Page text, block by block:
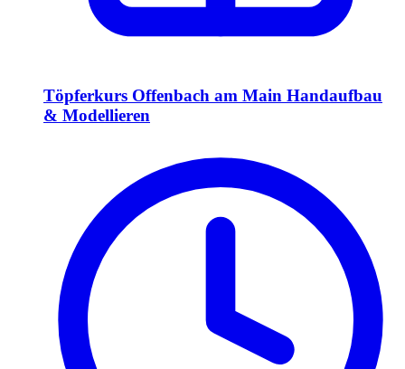
Töpferkurs Offenbach am Main Handaufbau
& Modellieren